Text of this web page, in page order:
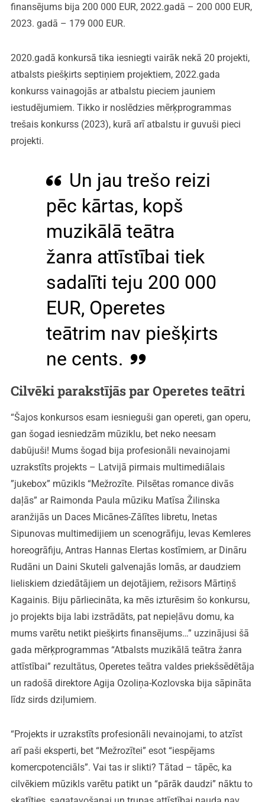
finansējums bija 200 000 EUR, 2022.gadā – 200 000 EUR,
2023. gadā – 179 000 EUR.
2020.gadā konkursā tika iesniegti vairāk nekā 20 projekti,
atbalsts piešķirts septiņiem projektiem, 2022.gada
konkurss vainagojās ar atbalstu pieciem jauniem
iestudējumiem. Tikko ir noslēdzies mērķprogrammas
trešais konkurss (2023), kurā arī atbalstu ir guvuši pieci
projekti.
Un jau trešo reizi
pēc kārtas, kopš
muzikālā teātra
žanra attīstībai tiek
sadalīti teju 200 000
EUR, Operetes
teātrim nav piešķirts
ne cents.
Cilvēki parakstījās par Operetes teātri
“Šajos konkursos esam iesnieguši gan opereti, gan operu,
gan šogad iesniedzām mūziklu, bet neko neesam
dabūjuši! Mums šogad bija profesionāli nevainojami
uzrakstīts projekts – Latvijā pirmais multimediālais
”jukebox” mūzikls “Mežrozīte. Pilsētas romance divās
daļās” ar Raimonda Paula mūziku Matīsa Žilinska
aranžijās un Daces Micānes-Zālītes libretu, Inetas
Sipunovas multimedijiem un scenogrāfiju, Ievas Kemleres
horeogrāfiju, Antras Hannas Elertas kostīmiem, ar Dināru
Rudāni un Daini Skuteli galvenajās lomās, ar daudziem
lieliskiem dziedātājiem un dejotājiem, režisors Mārtiņš
Kagainis. Biju pārliecināta, ka mēs izturēsim šo konkursu,
jo projekts bija labi izstrādāts, pat nepieļāvu domu, ka
mums varētu netikt piešķirts finansējums…” uzzinājusi šā
gada mērķprogrammas “Atbalsts muzikālā teātra žanra
attīstībai” rezultātus, Operetes teātra valdes priekšsēdētāja
un radošā direktore Agija Ozoliņa-Kozlovska bija sāpināta
līdz sirds dziļumiem.
“Projekts ir uzrakstīts profesionāli nevainojami, to atzīst
arī paši eksperti, bet “Mežrozītei” esot “iespējams
komercpotenciāls”. Vai tas ir slikti? Tātad – tāpēc, ka
cilvēkiem mūzikls varētu patikt un “pārāk daudzi” nāktu to